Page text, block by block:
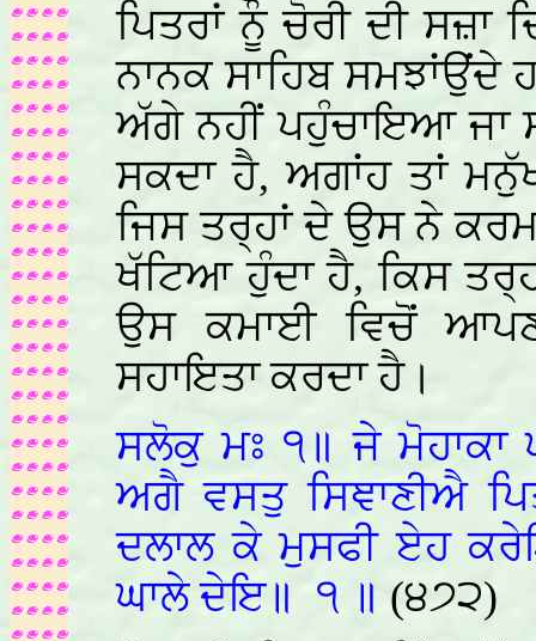
ਪਿਤਰਾਂ ਨੂੰ ਚੋਰੀ ਦੀ ਸਜ਼ਾ
ਨਾਨਕ ਸਾਹਿਬ ਸਮਝਾਂਉਂਦੇ
ਅੱਗੇ ਨਹੀਂ ਪਹੁੰਚਾਇਆ ਜਾ
ਸਕਦਾ ਹੈ, ਅਗਾਂਹ ਤਾਂ
ਜਿਸ ਤਰ੍ਹਾਂ ਦੇ ਉਸ ਨੇ
ਖੱਟਿਆ ਹੁੰਦਾ ਹੈ, ਕਿਸ
ਉਸ ਕਮਾਈ ਵਿਚੋਂ
ਸਹਾਇਤਾ ਕਰਦਾ ਹੈ।
ਸਲੋਕੁ ਮਃ ੧॥ ਜੇ
ਅਗੈ ਵਸਤੁ ਸਿਞਾਣੀਐ
ਦਲਾਲ ਕੇ ਮੁਸਫੀ ਏਹ
ਘਾਲੇ ਦੇਇ॥ ੧ ॥ (੪੭੨)